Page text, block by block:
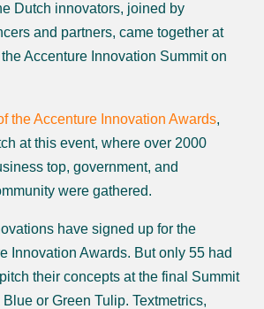
Dutch innovators, joined by
and partners, came together at
Accenture Innovation Summit on
the Accenture Innovation Awards,
at this event, where over 2000
top, government, and
were gathered.
have signed up for the
Innovation Awards. But only 55 had
their concepts at the final Summit
or Green Tulip. Textmetrics,